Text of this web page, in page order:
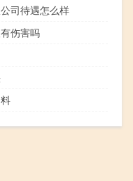
司待遇怎么样
伤害吗